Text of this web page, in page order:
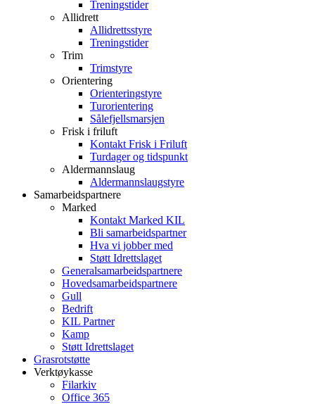
Treningstider
Allidrett
Allidrettsstyre
Treningstider
Trim
Trimstyre
Orientering
Orienteringstyre
Turorientering
Sålefjellsmarsjen
Frisk i friluft
Kontakt Frisk i Friluft
Turdager og tidspunkt
Aldermannslaug
Aldermannslaugstyre
Samarbeidspartnere
Marked
Kontakt Marked KIL
Bli samarbeidspartner
Hva vi jobber med
Støtt Idrettslaget
Generalsamarbeidspartnere
Hovedsamarbeidspartnere
Gull
Bedrift
KIL Partner
Kamp
Støtt Idrettslaget
Grasrotstøtte
Verktøykasse
Filarkiv
Office 365